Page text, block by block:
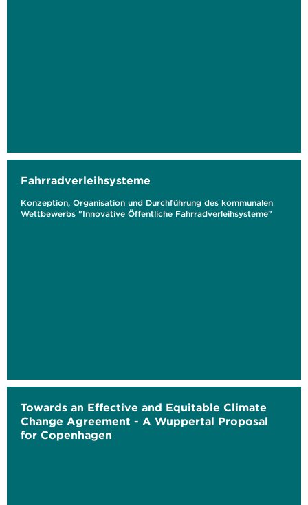
Fahrradverleihsysteme
Konzeption, Organisation und Durchführung des kommunalen
Wettbewerbs "Innovative Öffentliche Fahrradverleihsysteme"
Towards an Effective and Equitable Climate
Change Agreement - A Wuppertal Proposal
for Copenhagen